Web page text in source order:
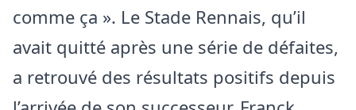
comme ça ». Le Stade Rennais, qu’il
avait quitté après une série de défaites,
a retrouvé des résultats positifs depuis